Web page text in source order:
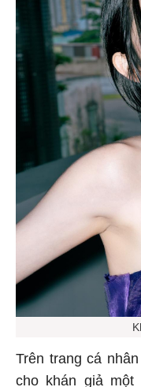
Trên trang cá
cho khán giả